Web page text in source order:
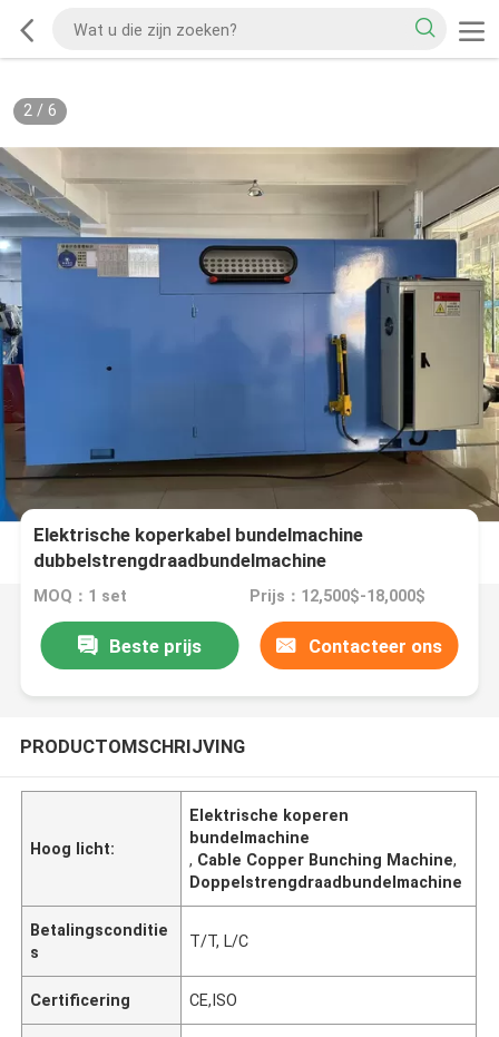
2/ 6
Elektrische koperkabel bundelmachine
dubbelstrengdraadbundelmachine
MOQ：1 set Prijs：12,500$-18,000$
Beste prijs Contacteer ons
PRODUCTOMSCHRIJVING
Hoog licht:
Elektrische koperen
bundelmachine
, Cable Copper Bunching Machine,
Doppelstrengdraadbundelmachine
Betalingsconditie
s
T/T, L/C
Certificering CE,ISO